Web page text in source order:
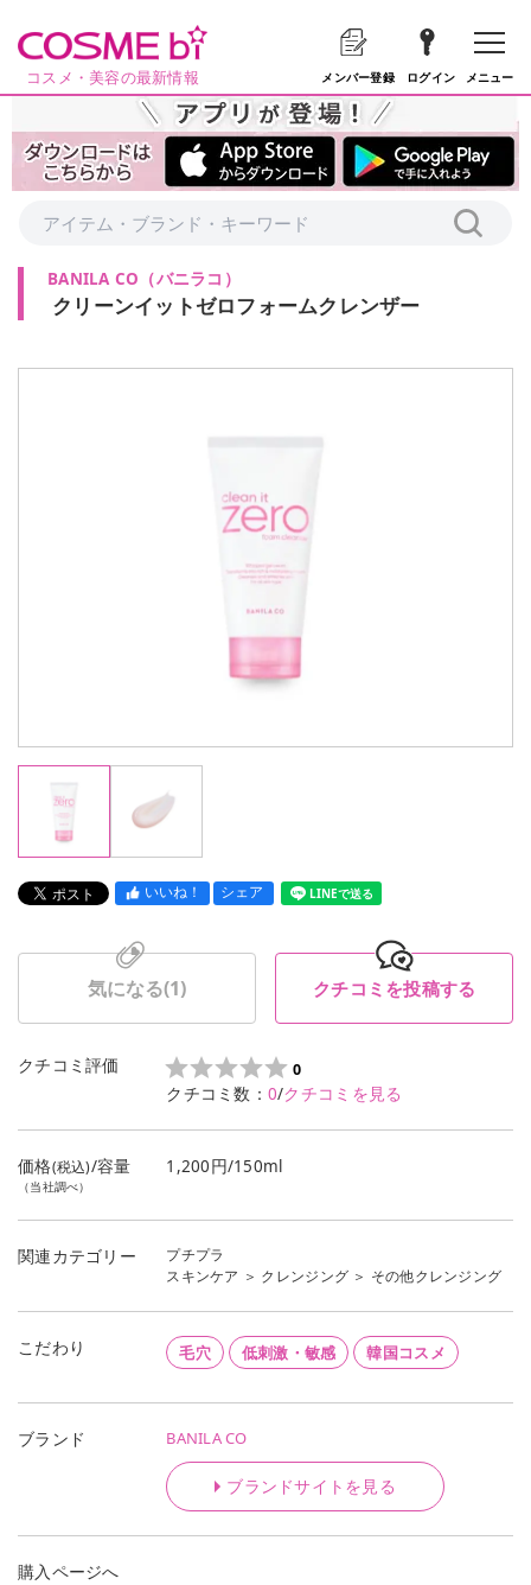
コスメ・美容の最新情報 メンバー登録 ログイン メニュー
BANILA CO （バニラコ ）
クリーンイットゼロフォームクレンザー
いいね！ シェア LINEで送る
気になる(1) クチコミを投稿する
クチコミ評価 0
クチコミ数： 0/クチコミを見る
価格(税込)/容量
（当社調べ）
1,200円/150ml
関連カテゴリー
プチプラ
スキンケア ＞ クレンジング ＞ その他クレンジング
こだわり 毛穴 低刺激・敏感 韓国コスメ
ブランド BANILA CO
ブランドサイトを見る
購入ページへ